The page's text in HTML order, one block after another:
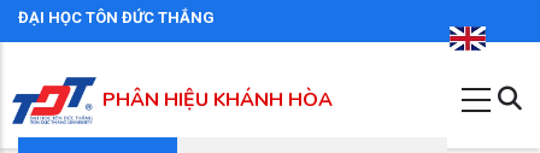
Nhảy
đến
dung
ĐẠI HỌC TÔN ĐỨC THẮNG
PHÂN HIỆU KHÁNH HÒA